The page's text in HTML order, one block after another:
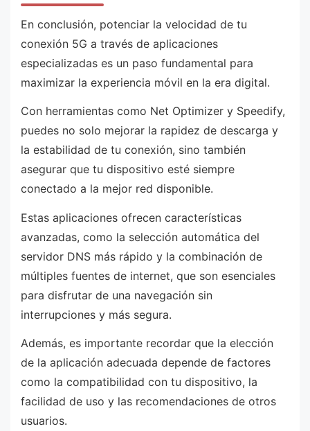
En conclusión, potenciar la velocidad de tu
conexión 5G a través de aplicaciones
especializadas es un paso fundamental para
maximizar la experiencia móvil en la era digital.
Con herramientas como Net Optimizer y Speedify,
puedes no solo mejorar la rapidez de descarga y
la estabilidad de tu conexión, sino también
asegurar que tu dispositivo esté siempre
conectado a la mejor red disponible.
Estas aplicaciones ofrecen características
avanzadas, como la selección automática del
servidor DNS más rápido y la combinación de
múltiples fuentes de internet, que son esenciales
para disfrutar de una navegación sin
interrupciones y más segura.
Además, es importante recordar que la elección
de la aplicación adecuada depende de factores
como la compatibilidad con tu dispositivo, la
facilidad de uso y las recomendaciones de otros
usuarios.